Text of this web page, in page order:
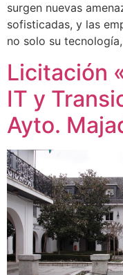
surgen nuevas
sofisticadas, y las
no solo su
Licitación
IT y
Ayto.